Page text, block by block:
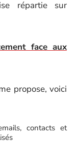
répartie sur
face aux
propose, voici
contacts et